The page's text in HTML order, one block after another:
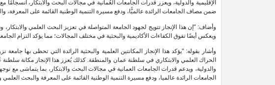
ضمن مصاف الجامعات الرائدة عالميًّا، ودفع مسيرة التنمية الوطنية القائمة على المعرفة،
وأضاف: "إن هذا الإنجاز تتويج لجهود الجامعة المتواصلة في تعزيز البحث العلمي
ويعكس أيضًا تفوق الكفاءات الأكاديمية والبحثية في مختلف المجالات؛ مما يؤكد التزام
وأشار بقوله: "يؤكد هذا الإنجاز المكانتين العلمية والبحثية الرائدة التي تحظى بها
الحراك العلمي والابتكاري في سلطنة عمان والمنطقة. كذلك يُعزز هذا الإنجاز مكانة
الجامعات الرائدة عالميا، ودفع مسيرة التنمية الوطنية القائمة على المعرفة والبحث العلمي